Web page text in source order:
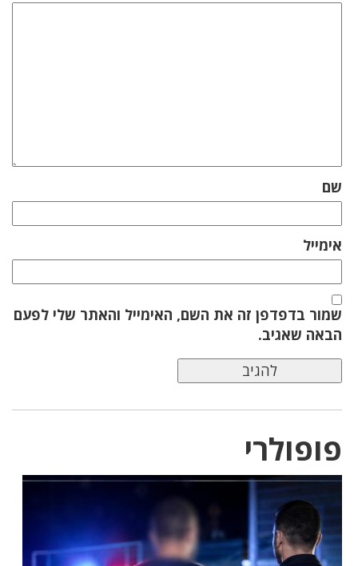
שם
אימייל
שמור בדפדפן זה את השם, האימייל והאתר שלי לפעם
הבאה שאגיב.
פופולרי